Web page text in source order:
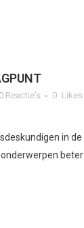
0 Reactie's 0 Likes
in de
beter